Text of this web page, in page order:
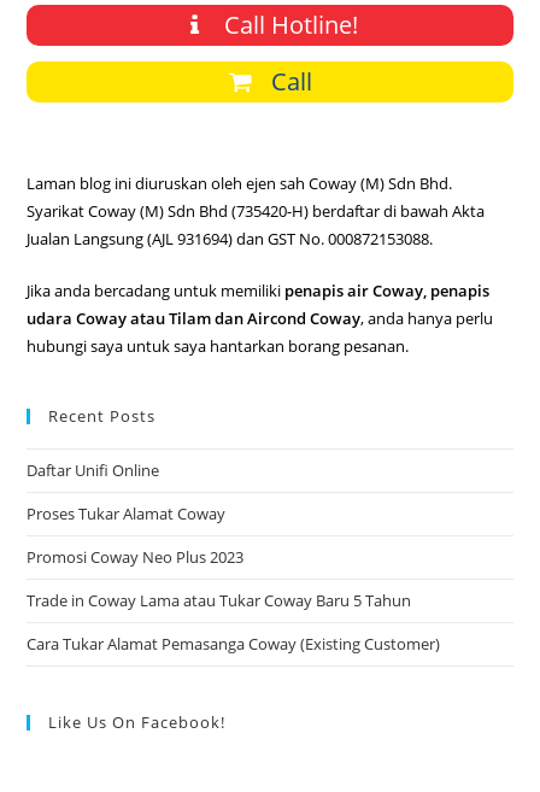
Call Hotline!
Call
Laman blog ini diuruskan oleh ejen sah Coway (M) Sdn Bhd.
Syarikat Coway (M) Sdn Bhd (735420-H) berdaftar di bawah Akta
Jualan Langsung (AJL 931694) dan GST No. 000872153088.
Jika anda bercadang untuk memiliki penapis air Coway, penapis
udara Coway atau Tilam dan Aircond Coway, anda hanya perlu
hubungi saya untuk saya hantarkan borang pesanan.
Recent Posts
Daftar Unifi Online
Proses Tukar Alamat Coway
Promosi Coway Neo Plus 2023
Trade in Coway Lama atau Tukar Coway Baru 5 Tahun
Cara Tukar Alamat Pemasanga Coway (Existing Customer)
Like Us On Facebook!